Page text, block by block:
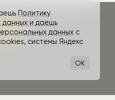
Политику
и даешь
данныхс
системы Яндекс
OK